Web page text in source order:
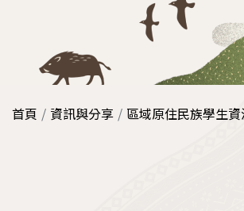
大學入學升學網
技專校院招生策略委員會
助學與獎勵
首頁 資訊與分享 區域原住民族學生